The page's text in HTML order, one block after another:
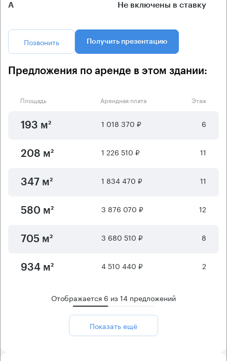
А Не включены в ставку
Позвонить Получить презентацию
Предложения по аренде в этом здании:
Площадь Арендная плата Этаж
193 м² 1 018 370 ₽ 6
208 м² 1 226 510 ₽ 11
347 м² 1 834 470 ₽ 11
580 м² 3 876 070 ₽ 12
705 м² 3 680 510 ₽ 8
934 м² 4 510 440 ₽ 2
Отображается 6 из14 предложений
Показать ещё